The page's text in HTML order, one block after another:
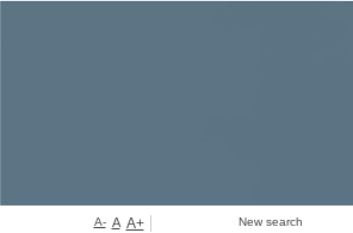
New search
A- A A+